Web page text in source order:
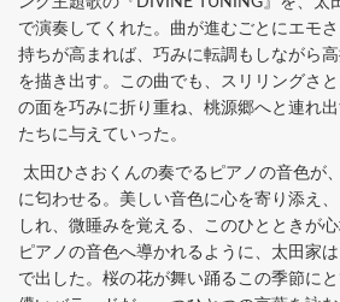
で演奏してくれた。曲が進むごとにエモ
持ちが高まれば、巧みに転調もしながら
を描き出す。この曲でも、スリリングさ
の面を巧みに折り重ね、桃源郷へと連れ
たちに与えていった。
太田ひさおくんの奏でるピアノの音色が
に匂わせる。美しい音色に心を寄り添え
しれ、微睡みを覚える、このひとときが
ピアノの音色へ導かれるように、太田家
で出した。桜の花が舞い踊るこの季節に